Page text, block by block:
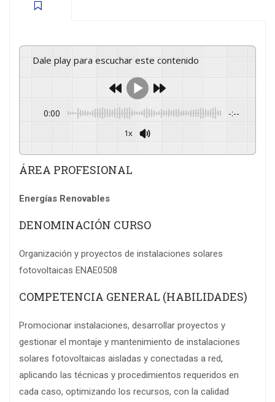
Dale play para escuchar este contenido
0:00 -:--
1x
Powered By GSpeech
ÁREA PROFESIONAL
Energías Renovables
DENOMINACIÓN CURSO
Organización y proyectos de instalaciones solares
fotovoltaicas ENAE0508
COMPETENCIA GENERAL (HABILIDADES)
Promocionar instalaciones, desarrollar proyectos y
gestionar el montaje y mantenimiento de instalaciones
solares fotovoltaicas aisladas y conectadas a red,
aplicando las técnicas y procedimientos requeridos en
cada caso, optimizando los recursos, con la calidad